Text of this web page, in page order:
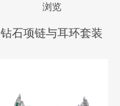
浏览
钻石项链与耳环套装